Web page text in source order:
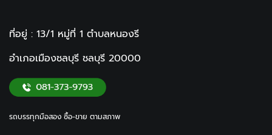
ที่อยู่ : 13/1 หมู่ที่ 1 ตำบลหนองรี
อำเภอเมืองชลบุรี ชลบุรี 20000
รถบรรทุกมือสอง ซื้อ-ขาย ตามสภาพ